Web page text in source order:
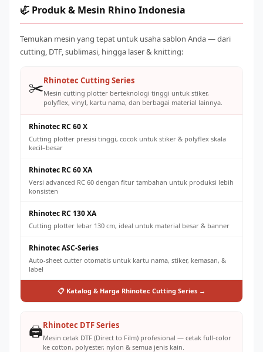
Simpan dalam format TIFF atau PDF untuk kualitas cetak
terbaik
Tote bag, case HP, bantal, selimut fleece
Produk korporat: ID card holder, lanyard, merchandise
kantor
gathering), korporat (merchandise promosi), dan personal
🦏 Produk & Mesin Rhino Indonesia
Temukan mesin yang tepat untuk usaha sablon Anda — dari
cutting, DTF, sublimasi, hingga laser & knitting:
✂️Rhinotec Cutting Series
Mesin cutting plotter berteknologi tinggi untuk stiker,
polyflex, vinyl, kartu nama, dan berbagai material lainnya.
Rhinotec RC 60 X
Cutting plotter presisi tinggi, cocok untuk stiker & polyflex skala
kecil–besar
Rhinotec RC 60 XA
Versi advanced RC 60 dengan fitur tambahan untuk produksi lebih
konsisten
Rhinotec RC 130 XA
Cutting plotter lebar 130 cm, ideal untuk material besar & banner
Rhinotec ASC-Series
Auto-sheet cutter otomatis untuk kartu nama, stiker, kemasan, &
label
📋 Katalog & Harga Rhinotec Cutting Series →
🖨️Rhinotec DTF Series
Mesin cetak DTF (Direct to Film) profesional — cetak full-color
ke cotton, polyester, nylon & semua jenis kain.